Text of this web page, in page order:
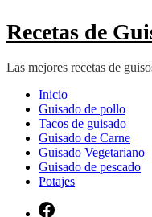
Recetas de
Las mejores recetas de
Inicio
Guisado de pollo
Tacos de guisado
Guisado de Carne
Guisado Vegetariano
Guisado de pescado
Potajes